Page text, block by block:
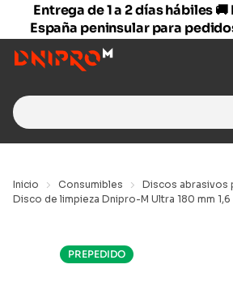
Entrega de 1 a 2 días hábiles
España peninsular para
Search
for:
Inicio Consumibles
Discos abrasivos
Disco de limpieza Dnipro-M Ultra 180 mm 1,6
PREPEDIDO